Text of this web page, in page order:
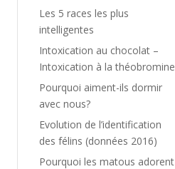
Les 5 races les plus
intelligentes
Intoxication au chocolat –
Intoxication à la théobromine
Pourquoi aiment-ils dormir
avec nous?
Evolution de l’identification
des félins (données 2016)
Pourquoi les matous adorent